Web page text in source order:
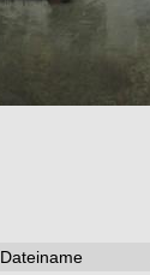
Dateiname